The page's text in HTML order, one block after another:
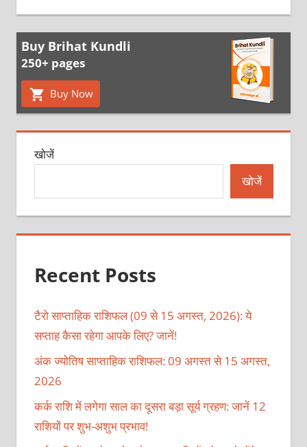
Buy Brihat Kundli
250+ pages
Buy Now
खोजें
खोजें
Recent Posts
टैरो साप्ताहिक राशिफल (09 से 15 अगस्त, 2026): ये
सप्ताह कैसा रहेगा आपके लिए? जानें!
अंक ज्योतिष साप्ताहिक राशिफल: 09 अगस्त से 15 अगस्त,
2026
कर्क राशि में लगेगा साल का दूसरा बड़ा सूर्य ग्रहण: जानें 12
राशियों पर शुभ-अशुभ प्रभाव!